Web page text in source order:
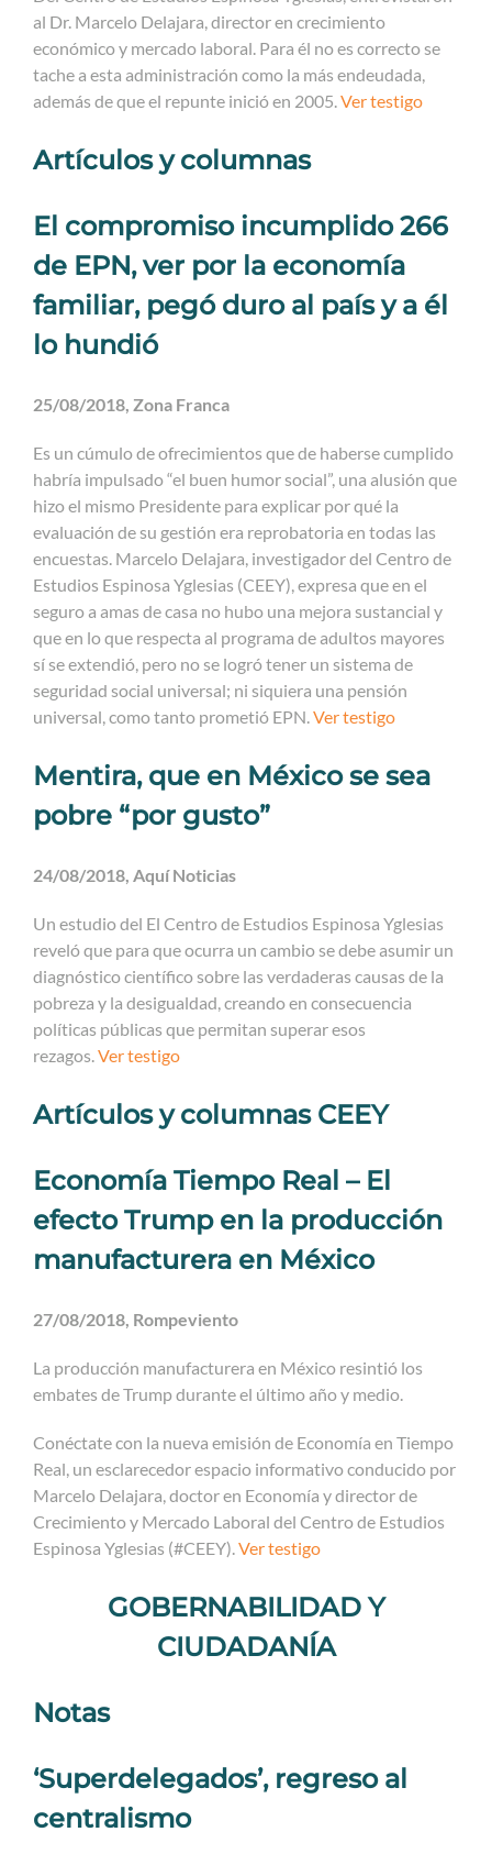
al Dr. Marcelo Delajara, director en crecimiento
económico y mercado laboral. Para él no es correcto se
tache a esta administración como la más endeudada,
además de que el repunte inició en 2005.Ver testigo
Artículos y columnas
El compromiso incumplido 266
de EPN, ver por la economía
familiar, pegó duro al país y a él
lo hundió
25/08/2018, Zona Franca
Es un cúmulo de ofrecimientos que de haberse cumplido
habría impulsado “el buen humor social”, una alusión que
hizo el mismo Presidente para explicar por qué la
evaluación de su gestión era reprobatoria en todas las
encuestas. Marcelo Delajara, investigador del Centro de
Estudios Espinosa Yglesias (CEEY), expresa que en el
seguro a amas de casa no hubo una mejora sustancial y
que en lo que respecta al programa de adultos mayores
sí se extendió, pero no se logró tener un sistema de
seguridad social universal; ni siquiera una pensión
universal, como tanto prometió EPN.Ver testigo
Mentira, que en México se sea
pobre “por gusto”
24/08/2018, Aquí Noticias
Un estudio del El Centro de Estudios Espinosa Yglesias
reveló que para que ocurra un cambio se debe asumir un
diagnóstico científico sobre las verdaderas causas de la
pobreza y la desigualdad, creando en consecuencia
políticas públicas que permitan superar esos
rezagos.Ver testigo
Artículos y columnas CEEY
Economía Tiempo Real – El
efecto Trump en la producción
manufacturera en México
27/08/2018, Rompeviento
La producción manufacturera en México resintió los
embates de Trump durante el último año y medio.
Conéctate con la nueva emisión de Economía en Tiempo
Real, un esclarecedor espacio informativo conducido por
Marcelo Delajara, doctor en Economía y director de
Crecimiento y Mercado Laboral del Centro de Estudios
Espinosa Yglesias (#CEEY).Ver testigo
GOBERNABILIDAD Y
CIUDADANÍA
Notas
‘Superdelegados’, regreso al
centralismo